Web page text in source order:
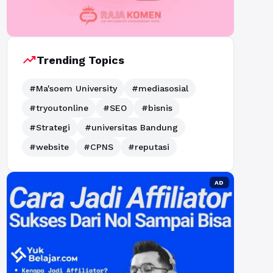
trending_upTrending Topics
#Ma'soem University
#mediasosial
#tryoutonline
#SEO
#bisnis
#Strategi
#universitas Bandung
#website
#CPNS #reputasi
AD